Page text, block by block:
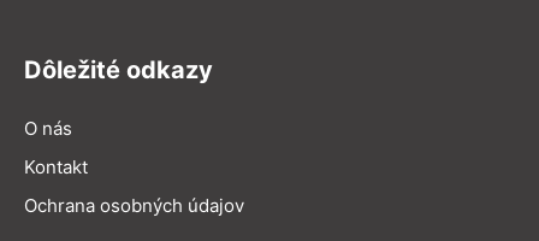
Dôležité odkazy
O nás
Kontakt
Ochrana osobných údajov